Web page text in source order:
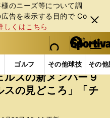
のニーズ等について調
告を表⽰する⽬的で Co
しくはこちら
閉じ
る
web Sportiva (webスポルティーバ)
検索
マイペ
ー
ジ
メニュ
ゴルフ その他球技 その
東北ゴールデンエンジェ
ルスの新メンバー９
スの見どころ」「チ